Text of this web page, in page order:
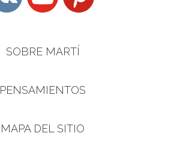
SOBRE MARTÍ
PENSAMIENTOS
MAPA DEL SITIO